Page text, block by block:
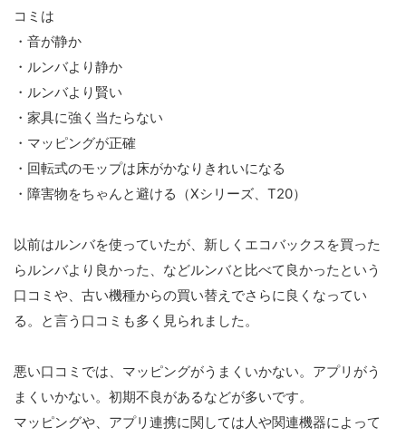
コミは
・音が静か
・ルンバより静か
・ルンバより賢い
・家具に強く当たらない
・マッピングが正確
・回転式のモップは床がかなりきれいになる
・障害物をちゃんと避ける（Xシリーズ、T20）
以前はルンバを使っていたが、新しくエコバックスを買った
らルンバより良かった、などルンバと比べて良かったという
口コミや、古い機種からの買い替えでさらに良くなってい
る。と言う口コミも多く見られました。
悪い口コミでは、マッピングがうまくいかない。アプリがう
まくいかない。初期不良があるなどが多いです。
マッピングや、アプリ連携に関しては人や関連機器によって